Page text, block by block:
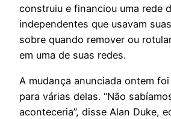
construiu e financiou uma rede
independentes que usavam
sobre quando remover ou
em uma de suas redes.
A mudança anunciada ontem
para várias delas. “Não
aconteceria”, disse Alan Duke,